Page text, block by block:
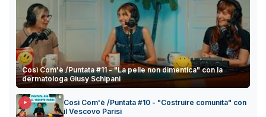
Così Com'è /Puntata #11 - "La pelle non dimentica" con la
dermatologa Giusy Schipani
Così Com'è /Puntata #10 - "Costruire comunità" con
il Vescovo Parisi